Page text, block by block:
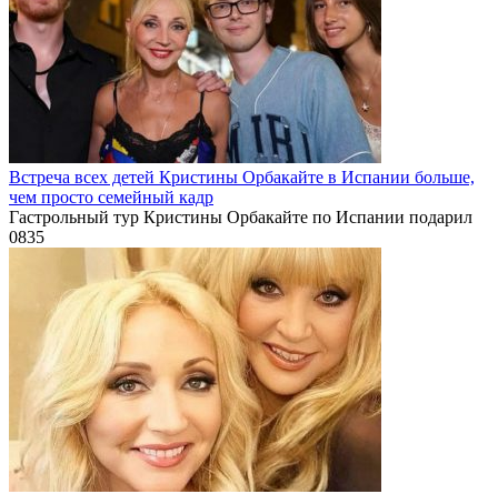
Встреча всех детей Кристины Орбакайте в Испании больше,
чем просто семейный кадр
Гастрольный тур Кристины Орбакайте по Испании подарил
0835